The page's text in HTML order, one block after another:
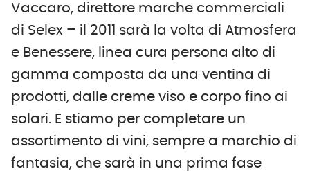
Vaccaro, direttore marche commerciali
di Selex – il 2011 sarà la volta di Atmosfera
e Benessere, linea cura persona alto di
gamma composta da una ventina di
prodotti, dalle creme viso e corpo fino ai
solari. E stiamo per completare un
assortimento di vini, sempre a marchio di
fantasia, che sarà in una prima fase